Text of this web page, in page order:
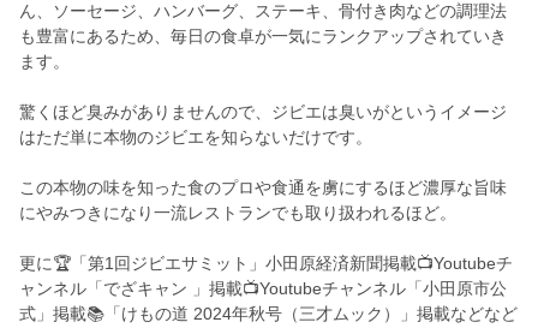
ん、ソーセージ、ハンバーグ、ステーキ、骨付き肉などの調理法
も豊富にあるため、毎日の食卓が一気にランクアップされていき
ます。
驚くほど臭みがありませんので、ジビエは臭いがというイメージ
はただ単に本物のジビエを知らないだけです。
この本物の味を知った食のプロや食通を虜にするほど濃厚な旨味
にやみつきになり一流レストランでも取り扱われるほど。
更に🏆「第1回ジビエサミット」小田原経済新聞掲載📺Youtubeチ
ャンネル「でざキャン 」掲載📺Youtubeチャンネル「小田原市公
式」掲載📚「けもの道 2024年秋号（三才ムック）」掲載などなど